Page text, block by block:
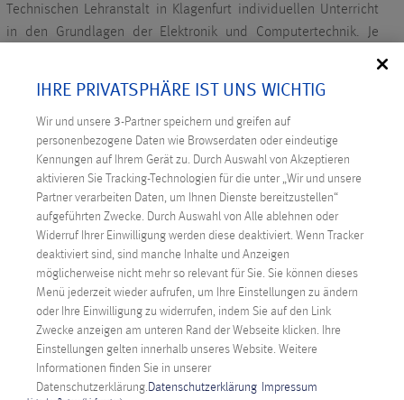
Technischen Lehranstalt in Klagenfurt individuellen Unterricht
in den Grundlagen der Elektronik und Computertechnik. Je
nach Anforderung können die Lehrkräfte unabhängige
Arbeitsinseln abgestimmt auf ihren Unterricht
zusammenstellen. „Nichts statisch, sondern alles flexibel“,
sagt Burkhard Grabner, der mit seinem Lehrerkollegen
Bernhard Wurnitsch das Projekt umgesetzt hat. Bauteile,
Werkzeuge, Messgeräte, Labornetzteile etc. werden je nach
Unterrichtseinheit spezifisch ausgewählt und kombiniert. Die
Schüler:innen sind damit in der Lage, in Gruppen konkret an
unterschiedlichen Problemlösungen in den Bereichen
Biomedizin- und Gesundheitstechnik, Elektronik und
Technische Informatik sowie Elektrotechnik zu arbeiten.
ANX.LABS ERMÖGLICHT PRAXISNAHE
AUSBILDUNG
„ANX.labs zeigt ein neues, innovatives Konzept für den
modernen Unterricht“, sagt Hubert Lutnik, Direktor der HTL
IHRE PRIVATSPHÄRE IST UNS WICHTIG
Wir und unsere 3-Partner speichern und greifen auf
personenbezogene Daten wie Browserdaten oder eindeutige
Kennungen auf Ihrem Gerät zu. Durch Auswahl von Akzeptieren
aktivieren Sie Tracking-Technologien für die unter „Wir und unsere
Partner verarbeiten Daten, um Ihnen Dienste bereitzustellen“
aufgeführten Zwecke. Durch Auswahl von Alle ablehnen oder
Widerruf Ihrer Einwilligung werden diese deaktiviert. Wenn Tracker
deaktiviert sind, sind manche Inhalte und Anzeigen
möglicherweise nicht mehr so relevant für Sie. Sie können dieses
Menü jederzeit wieder aufrufen, um Ihre Einstellungen zu ändern
oder Ihre Einwilligung zu widerrufen, indem Sie auf den Link
Zwecke anzeigen am unteren Rand der Webseite klicken. Ihre
Einstellungen gelten innerhalb unseres Website. Weitere
Informationen finden Sie in unserer
Datenschutzerklärung. Datenschutzerklärung Impressum